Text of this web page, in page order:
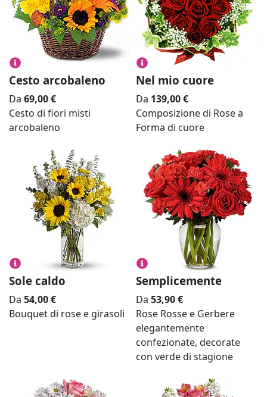
Cesto arcobaleno
Da 69,00€
Cesto di fiori misti
arcobaleno
Nel mio cuore
Da 139,00€
Composizione di Rose a
Forma di cuore
Sole caldo
Da 54,00€
Bouquet di rose e girasoli
Semplicemente
Da 53,90€
Rose Rosse e Gerbere
elegantemente
confezionate, decorate
con verde di stagione